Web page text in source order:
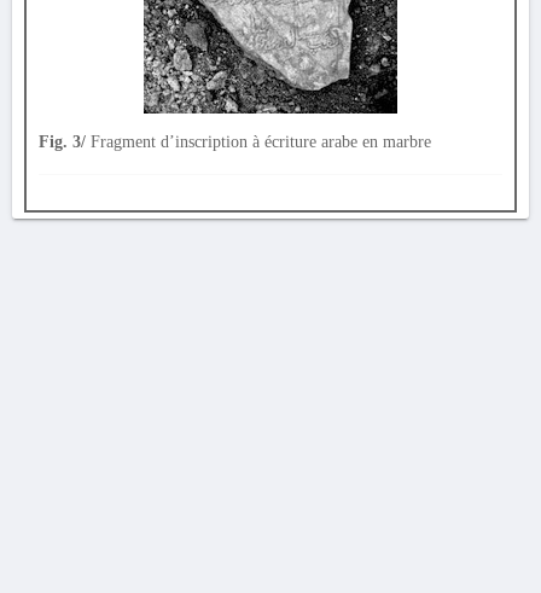
Fig. 3/ Fragment d’inscription à écriture arabe en marbre